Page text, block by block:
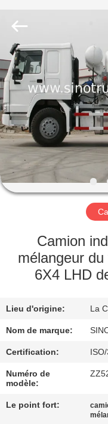
À
LA
MAISON
PRODUITS
À
PROPOS
NOUS
VISITE
L'USINE
CONTRÔLE
DE
QUALITÉ
LTD..
Rights
Reserved.
Camion
mélangeur
6X4 LHD
Lieu d'origine: La
Nom de marque:
Certification:
Numéro de
modèle:
Le point fort: